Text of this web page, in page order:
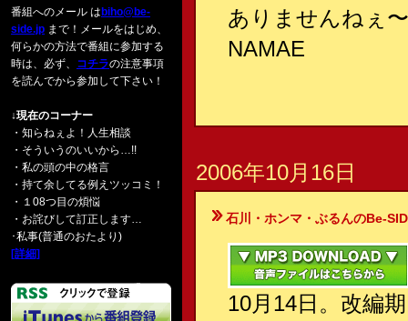
番組へのメール は biho@be-
side.jp まで！メールをはじめ、
何らかの方法で番組に参加する
時は、必ず、 コチラの注意事項
を読んでから参加して下さい！
↓現在のコーナー
・知らねぇよ！人生相談
・そういうのいいから…!!
・私の頭の中の格言
・持て余してる例えツッコミ！
・１08つ目の煩悩
・お詫びして訂正します…
･私事(普通のおたより)
[詳細]
ありませんねぇ
NAMAE
2006年10月16日
石川・ホンマ・ぶるんのBe-
10月14日。改編